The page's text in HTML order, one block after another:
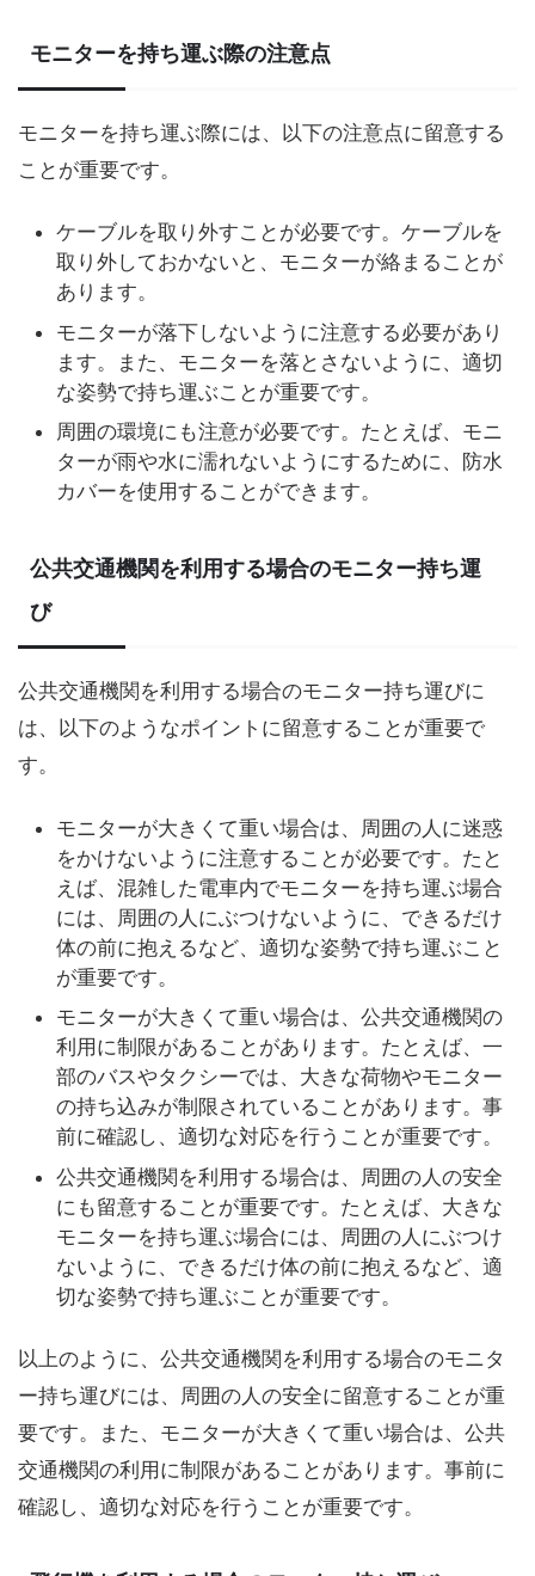
モニターを持ち運ぶ際の注意点
モニターを持ち運ぶ際には、以下の注意点に留意する
ことが重要です。
ケーブルを取り外すことが必要です。ケーブルを
取り外しておかないと、モニターが絡まることが
あります。
モニターが落下しないように注意する必要があり
ます。また、モニターを落とさないように、適切
な姿勢で持ち運ぶことが重要です。
周囲の環境にも注意が必要です。たとえば、モニ
ターが雨や水に濡れないようにするために、防水
カバーを使用することができます。
公共交通機関を利用する場合のモニター持ち運
び
公共交通機関を利用する場合のモニター持ち運びに
は、以下のようなポイントに留意することが重要で
す。
モニターが大きくて重い場合は、周囲の人に迷惑
をかけないように注意することが必要です。たと
えば、混雑した電車内でモニターを持ち運ぶ場合
には、周囲の人にぶつけないように、できるだけ
体の前に抱えるなど、適切な姿勢で持ち運ぶこと
が重要です。
モニターが大きくて重い場合は、公共交通機関の
利用に制限があることがあります。たとえば、一
部のバスやタクシーでは、大きな荷物やモニター
の持ち込みが制限されていることがあります。事
前に確認し、適切な対応を行うことが重要です。
公共交通機関を利用する場合は、周囲の人の安全
にも留意することが重要です。たとえば、大きな
モニターを持ち運ぶ場合には、周囲の人にぶつけ
ないように、できるだけ体の前に抱えるなど、適
切な姿勢で持ち運ぶことが重要です。
以上のように、公共交通機関を利用する場合のモニタ
ー持ち運びには、周囲の人の安全に留意することが重
要です。また、モニターが大きくて重い場合は、公共
交通機関の利用に制限があることがあります。事前に
確認し、適切な対応を行うことが重要です。